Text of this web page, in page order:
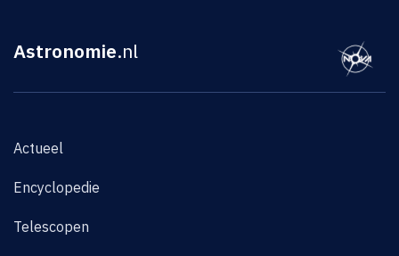
Astronomie.nl
Actueel
Encyclopedie
Telescopen